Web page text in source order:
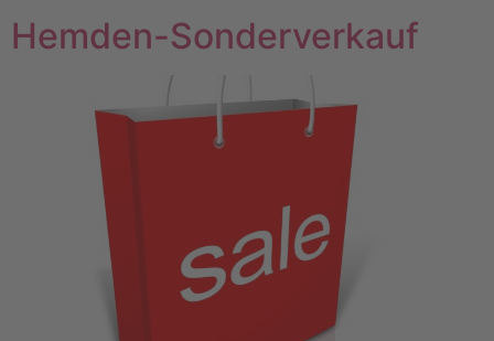
Hemden-Sonderverkauf